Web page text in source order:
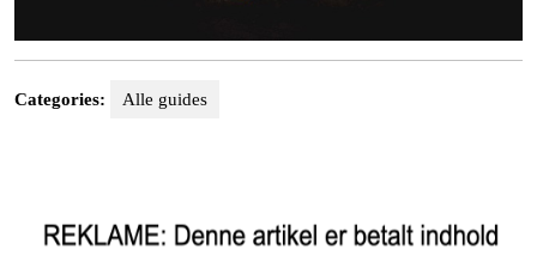
Categories: Alle guides